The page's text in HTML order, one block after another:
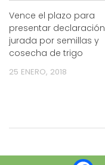
Vence el plazo para
presentar declaración
jurada por semillas y
cosecha de trigo
25 ENERO, 2018